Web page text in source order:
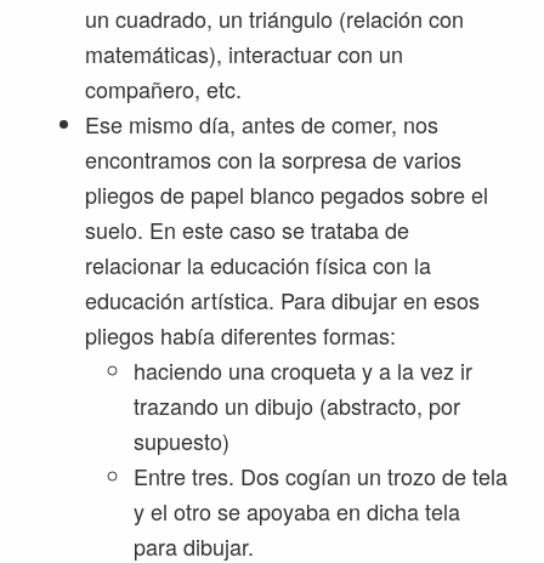
un cuadrado, un triángulo (relación con
matemáticas), interactuar con un
compañero, etc.
Ese mismo día, antes de comer, nos
encontramos con la sorpresa de varios
pliegos de papel blanco pegados sobre el
suelo. En este caso se trataba de
relacionar la educación física con la
educación artística. Para dibujar en esos
pliegos había diferentes formas:
haciendo una croqueta y a la vez ir
trazando un dibujo (abstracto, por
supuesto)
Entre tres. Dos cogían un trozo de tela
y el otro se apoyaba en dicha tela
para dibujar.